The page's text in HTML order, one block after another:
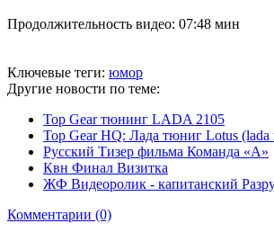
Продолжительность видео: 07:48 мин
Ключевые теги: юмор
Другие новости по теме:
Top Gear тюнинг LADA 2105
Top Gear HQ: Лада тюниг Lotus (lada
Русский Тизер фильма Команда «А»
Квн Финал Визитка
ЖФ Видеоролик - капитанский
Комментарии (0)